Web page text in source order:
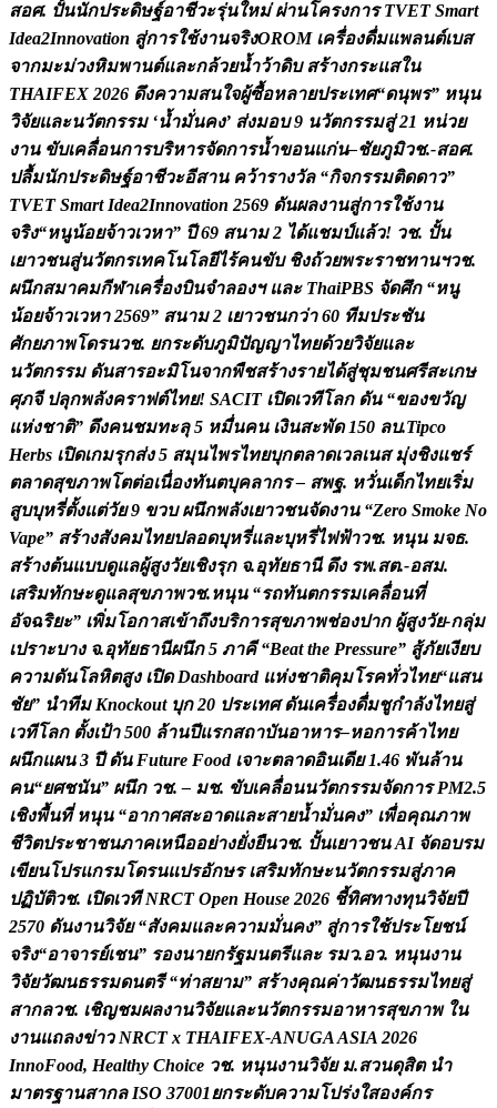
สอศ. ปนนกประดษฐอาชวะรนใหม ผานโครงการ TVET Smart
Idea2Innovation สการใชงานจรงOROM เครองดมแพลนตเบส
จากมะมวงหมพานตและกลวยนวาดบ สรางกระแสใน
THAIFEX 2026 ดงความสนใจผซอหลายประเทศ“ดนพร” หนน
วจยและนวตกรรม ‘นมนคง’ สงมอบ 9 นวตกรรมส 21 หนวย
งาน ขบเคลอนการบรหารจดการนขอนแกน–ชยภมวช.-สอศ.
ปลมนกประดษฐอาชวะอสาน ควารางวล “กจกรรมตดดาว”
TVET Smart Idea2Innovation 2569 ดนผลงานสการใชงาน
จรง“หนนอยจาวเวหา” ป 69 สนาม 2 ไดแชมปแลว! วช. ปน
เยาวชนสนวตกรเทคโนโลยไรคนขบ ชงถวยพระราชทานฯวช.
ผนกสมาคมกฬาเครองบนจลองฯ และ ThaiPBS จดศก “หน
นอยจาวเวหา 2569” สนาม 2 เยาวชนกวา 60 ทมประชน
ศกยภาพโดรนวช. ยกระดบภมปญญาไทยดวยวจยและ
นวตกรรม ดนสารอะมโนจากพชสรางรายไดสชมชนศรสะเกษ
ศภจ ปลกพลงคราฟตไทย! SACIT เปดเวทโลก ดน “ของขวญ
แหงชาต” ดงคนชมทะล 5 หมนคน เงนสะพด 150 ลบ.Tipco
Herbs เปดเกมรกสง 5 สมนไพรไทยบกตลาดเวลเนส มงชงแชร
ตลาดสขภาพโตตอเนองทนตบคลากร – สพฐ. หวนเดกไทยเรม
สบบหรตงแตวย 9 ขวบ ผนกพลงเยาวชนจดงาน “Zero Smoke No
Vape” สรางสงคมไทยปลอดบหรและบหรไฟฟาวช. หนน มจธ.
สรางตนแบบดแลผสงวยเชงรก จ.อทยธาน ดง รพ.สต.-อสม.
เสรมทกษะดแลสขภาพวช.หนน “รถทนตกรรมเคลอนท
อจฉรยะ” เพมโอกาสเขาถงบรการสขภาพชองปาก ผสงวย-กลม
เปราะบาง จ.อทยธานผนก 5 ภาค “Beat the Pressure” สภยเงยบ
ความดนโลหตสง เปด Dashboard แหงชาตคมโรคทวไทย“แสน
ชย” นทม Knockout บก 20 ประเทศ ดนเครองดมชกลงไทยส
เวทโลก ตงเปา 500 ลานปแรกสถาบนอาหาร–หอการคาไทย
ผนกแผน 3 ป ดน Future Food เจาะตลาดอนเดย 1.46 พนลาน
คน“ยศชนน” ผนก วช. – มช. ขบเคลอนนวตกรรมจดการ PM2.5
เชงพนท หนน “อากาศสะอาดและสายนมนคง” เพอคณภาพ
ชวตประชาชนภาคเหนออยางยงยนวช. ปนเยาวชน AI จดอบรม
เขยนโปรแกรมโดรนแปรอกษร เสรมทกษะนวตกรรมสภาค
ปฏบตวช. เปดเวท NRCT Open House 2026 ชทศทางทนวจยป
2570 ดนงานวจย “สงคมและความมนคง” สการใชประโยชน
จรง“อาจารยเชน” รองนายกรฐมนตรและ รมว.อว. หนนงาน
วจยวฒนธรรมดนตร “ทาสยาม” สรางคณคาวฒนธรรมไทยส
สากลวช. เชญชมผลงานวจยและนวตกรรมอาหารสขภาพ ใน
งานแถลงขาว NRCT x THAIFEX-ANUGA ASIA 2026
InnoFood, Healthy Choice วช. หนนงานวจย ม.สวนดสต น
มาตรฐานสากล ISO 37001ยกระดบความโปรงใสองคกร